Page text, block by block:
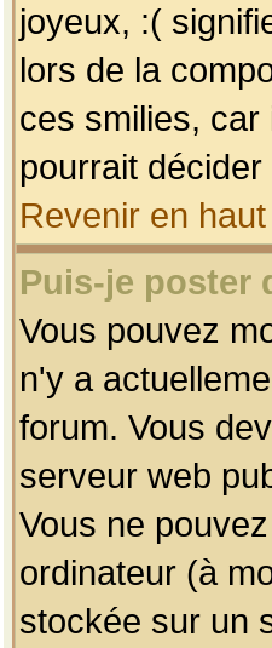
joyeux, :(
lors de la
ces smilies, car
pourrait
Revenir en
Puis-je poster
Vous pouvez
n'y a
forum. Vous
serveur web
Vous ne
ordinateur (à
stockée sur un